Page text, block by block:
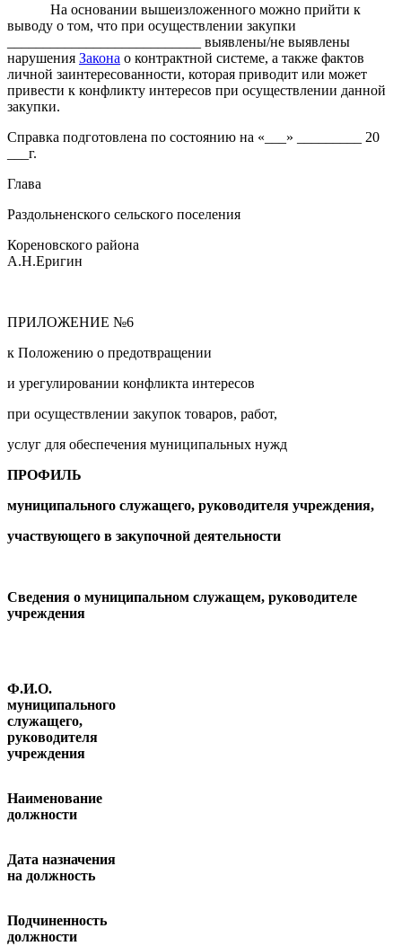
На основании вышеизложенного можно прийти к
выводу о том, что при осуществлении закупки
___________________________ выявлены/не выявлены
нарушения Закона о контрактной системе, а также фактов
личной заинтересованности, которая приводит или может
привести к конфликту интересов при осуществлении данной
закупки.
Справка подготовлена по состоянию на «___» _________ 20
___г.
Глава
Раздольненского сельского поселения
Кореновского района
А.Н.Еригин
ПРИЛОЖЕНИЕ №6
к Положению о предотвращении
и урегулировании конфликта интересов
при осуществлении закупок товаров, работ,
услуг для обеспечения муниципальных нужд
ПРОФИЛЬ
муниципального служащего, руководителя учреждения,
участвующего в закупочной деятельности
Сведения о муниципальном служащем, руководителе
учреждения
Ф.И.О.
муниципального
служащего,
руководителя
учреждения
Наименование
должности
Дата назначения
на должность
Подчиненность
должности